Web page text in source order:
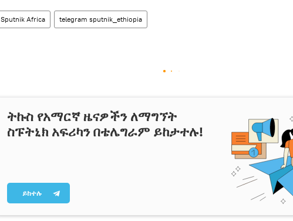
Sputnik Africa telegram sputnik_ethiopia
ትኩስ የአማርኛ ዜናዎችን ለማግኘት
ስፑትኒክ አፍሪካን በቴሌግራም ይከታተሉ!
ይከተሉ